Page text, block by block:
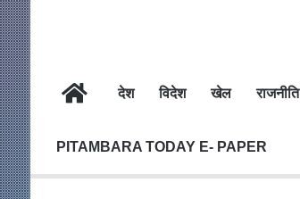
होम देश विदेश खेल राजनीति
PITAMBARA TODAY E- PAPER